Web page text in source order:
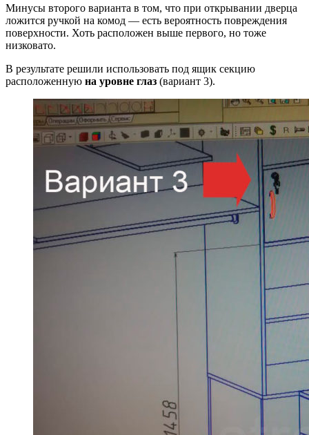
Минусы второго варианта в том, что при открывании дверца
ложится ручкой на комод — есть вероятность повреждения
поверхности. Хоть расположен выше первого, но тоже
низковато.
В результате решили использовать под ящик секцию
расположенную на уровне глаз (вариант 3).